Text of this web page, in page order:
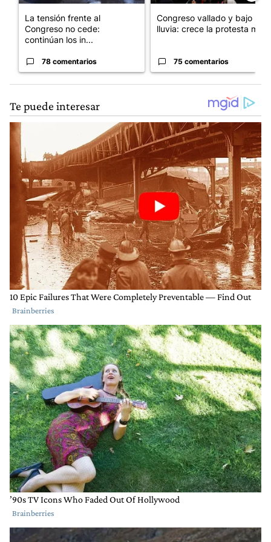
La tensión frente al
Congreso no cede:
continúan los in...
78 comentarios
Congreso vallado y bajo la
lluvia: crece la protesta mi...
75 comentarios